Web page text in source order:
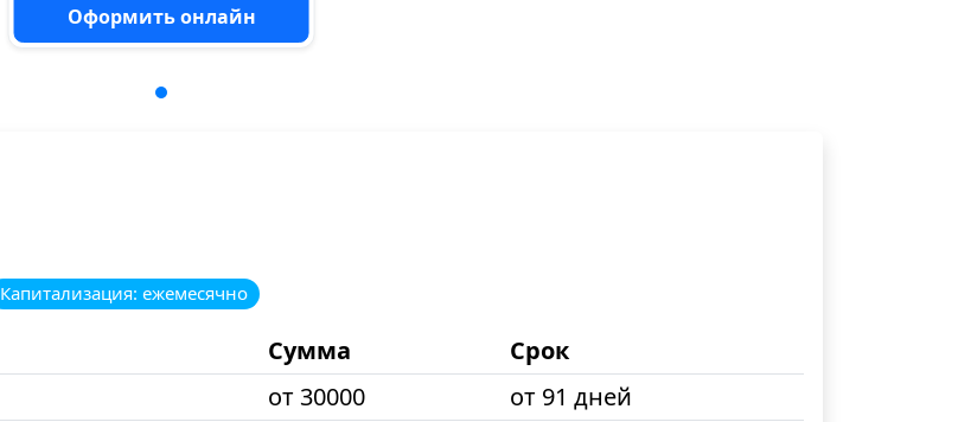
Оформить онлайн
Капитализация: ежемесячно
Сумма
Срок
от 30000 от 91 дней